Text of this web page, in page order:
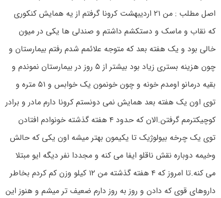
اصل مطلب : من ۲۱ اردیبهشت کرونا گرفتم از یه همایش کنکوری
که نقاب و ماسک و دستکشم داشتم و صندلی ها یکی در میون
خالی بود و یک هفته بعد که متوجه علائمم شدم رفتم بیمارستان و
چون هزینه بستری زیاد بود بیشتر از ۵ روز در بیمارستان نموندم و
بقیه درمانو اومدم خونه و چون خونمون یک خوابس و ۵۱ متره و
توی اون یک هفته بعد همایش نمی دونستم کرونا دارم مادر و برادر
کوچیکترمم گرفتن.الان که حدود ۴ هفته گذشته خونوادم افتادن
توی یک چرخه بیولوژیک تا یکیمون بهتر میشه اون یکی که حالش
وخیمه دوباره نقش ناقلو ایفا می کنه و مجددا نفر دیگه ایو مبتلا
می کنه.تا امروز که ۴ هفته گذشته من ۱۲ کیلو وزن کم کردم بخاطر
داروهای قوی که دادن و روز به روز دارم ضعیف تر میشم و هنوز این